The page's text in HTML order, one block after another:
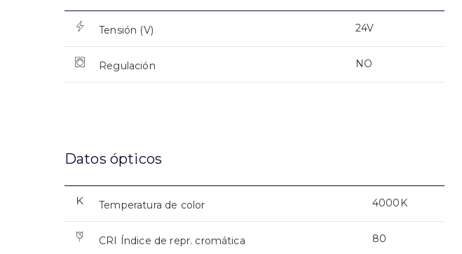
Tensión (V) 24V
Regulación NO
Datos ópticos
Temperatura de color 4000K
CRI Índice de repr. cromática 80